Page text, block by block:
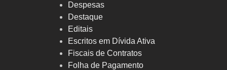
Despesas
Destaque
Editais
Escritos em Dívida Ativa
Fiscais de Contratos
Folha de Pagamento